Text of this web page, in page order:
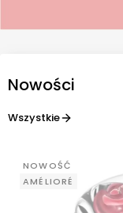
Nowości
Wszystkie
NOWOŚĆ
AMÉLIORÉ